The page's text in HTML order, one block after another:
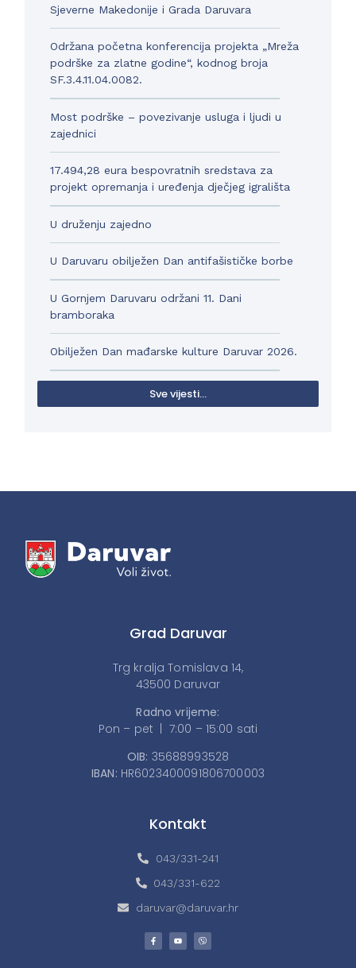
Sjeverne Makedonije i Grada Daruvara
Održana početna konferencija projekta „Mreža
podrške za zlatne godine“, kodnog broja
SF.3.4.11.04.0082.
Most podrške – povezivanje usluga i ljudi u
zajednici
17.494,28 eura bespovratnih sredstava za
projekt opremanja i uređenja dječjeg igrališta
U druženju zajedno
U Daruvaru obilježen Dan antifašističke borbe
U Gornjem Daruvaru održani 11. Dani
bramboraka
Obilježen Dan mađarske kulture Daruvar 2026.
Sve vijesti...
Grad Daruvar
Trg kralja Tomislava 14,
43500 Daruvar
Radno vrijeme:
Pon – pet | 7:00 – 15:00 sati
OIB: 35688993528
IBAN: HR6023400091806700003
Kontakt
043/331-241
043/331-622
daruvar@daruvar.hr